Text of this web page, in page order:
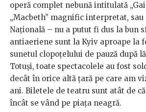
operă complet nebună intitulată
„Macbeth” magnific interpretat, sau
Națională – nu a putut fi dus la bun
antiaeriene sunt la Kyiv aproape la
sunetul clopoțelului de pauză după
Totuși, toate spectacolele au fost
decât în orice altă țară pe care am
ani. Biletele de teatru sunt atât de
încât se vând pe piața neagră.